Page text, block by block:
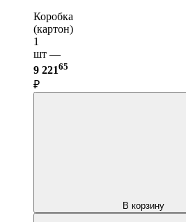
Коробка
(картон)
1
шт —
9 22165
₽
В корзину